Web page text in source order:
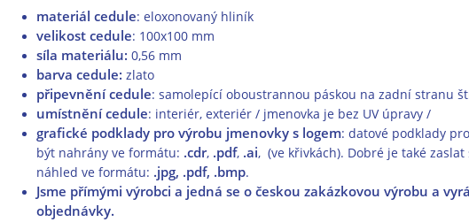
materiál cedule: eloxonovaný hliník
velikost cedule: 100x100 mm
síla materiálu: 0,56 mm
barva cedule: zlato
připevnění cedule: samolepící oboustrannou páskou na zadní stranu
umístnění cedule: interiér, exteriér / jmenovka je bez UV úpravy /
grafické podklady pro výrobu jmenovky s logem: datové podklady
být nahrány ve formátu: .cdr, .pdf, .ai, (ve křivkách). Dobré je také
náhled ve formátu: .jpg, .pdf, .bmp.
Jsme přímými výrobci a jedná se o českou zakázkovou výrobu a
objednávky.